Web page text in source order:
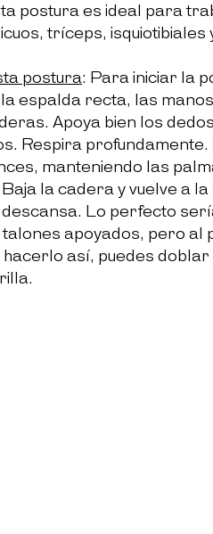
postura es ideal para
tríceps,
postura: Para iniciar la
espalda recta, las
Apoya bien los
Respira
manteniendo las
la cadera y vuelve a
descansa. Lo perfecto
apoyados, pero al
hacerlo así, puedes